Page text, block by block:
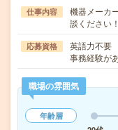
仕事内容
機器メーカ
談ください
応募資格
英語力不要
事務経験が
職場の雰囲気
年齢層